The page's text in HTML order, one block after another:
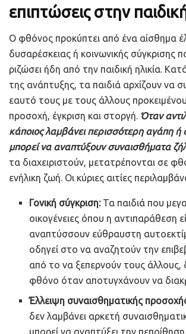
επιπτώσεις στην
Ο φθόνος προκύπτει από ένα αίσθημα
δυσαρέσκειας ή κοινωνικής σύγκρισης
ριζώσει ήδη από την παιδική ηλικία.
της ανάπτυξης, τα παιδιά αρχίζουν να
εαυτό τους με τους άλλους
προσοχή, έγκριση και στοργή. Όταν
κάποιος λαμβάνει περισσότερη αγάπη ή
μπορεί να αναπτύξουν συναισθήματα
τα διαχειριστούν, μετατρέπονται σε
ενήλικη ζωή. Οι κύριες αιτίες
Γονική σύγκριση:Τα παιδιά που
οικογένειες όπου η αντιπαράθεση
αναπτύσσουν εύθραυστη
οδηγεί στο να αναζητούν την
από το να ξεπερνούν τους άλλους,
φθόνο όταν αποτυγχάνουν να
Έλλειψη συναισθηματικής
δεν λαμβάνει αρκετή
μπορεί να αναπτύξει την πεποίθηση